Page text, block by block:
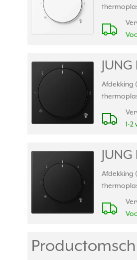
Afdekking
1-2
Afdekking